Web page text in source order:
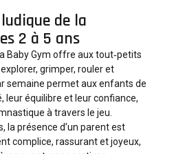
de la
2 à 5 ans
Baby Gym offre aux tout‑petits
grimper, rouler et
semaine permet aux enfants de
leur équilibre et leur confiance,
à travers le jeu.
la présence d’un parent est
complice, rassurant et joyeux,